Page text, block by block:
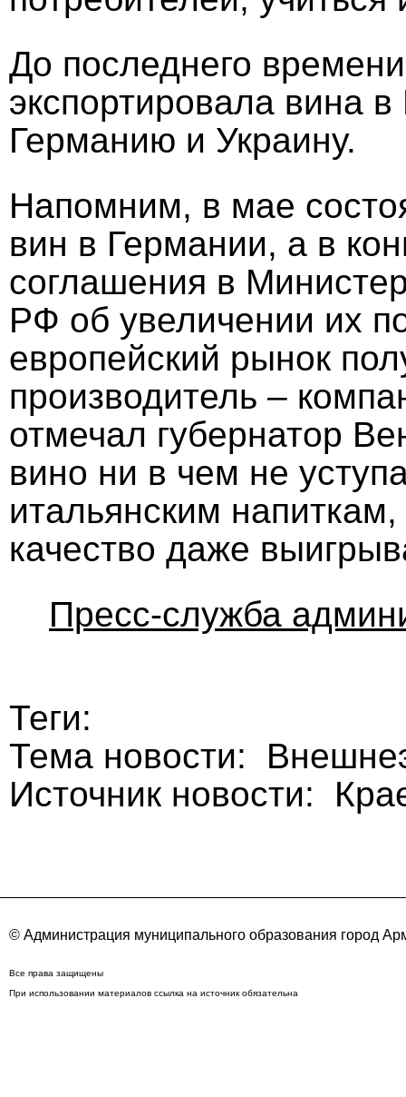
До последнего
экспортировала вина
Германию и Украину.
Напомним, в мае
вин в Германии, а в
соглашения в
РФ об увеличении их
европейский рынок
производитель –
отмечал губернатор
вино ни в чем не
итальянским
качество даже
Пресс-служба
Теги:
Тема новости:
Источник новости:
© Администрация муниципального образования город
Все права защищены
При использовании материалов ссылка на источник обязательна